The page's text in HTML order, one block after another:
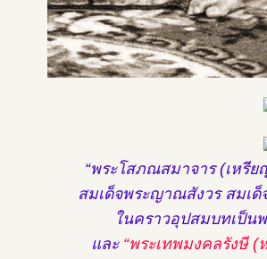
“พระโสภณสมาจาร (เหรี
สมเด็จพระญาณสังวร สมเ
ในคราวอุปสมบทเป็น
และ “พระเทพมงคลรังษี